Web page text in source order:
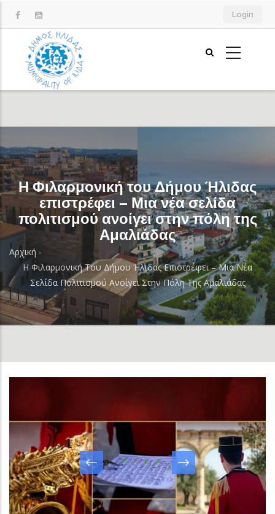
προς
περιεχόμενο
Login
Η Φιλαρμονική του Δήμου Ήλιδας
επιστρέφει – Μια νέα σελίδα
πολιτισμού ανοίγει στην πόλη της
Αμαλιάδας
Breadcrumb
Αρχική -
Η Φιλαρμονική Του Δήμου Ήλιδας Επιστρέφει – Μια Νέα
Σελίδα Πολιτισμού Ανοίγει Στην Πόλη Της Αμαλιάδας